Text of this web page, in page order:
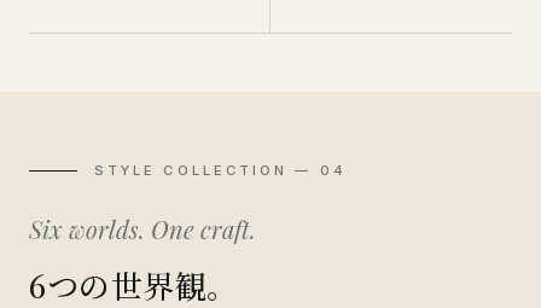
STYLE COLLECTION — 04
Six worlds. One craft.
6つの世界観。